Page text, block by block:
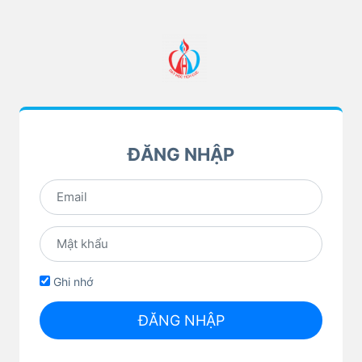
ĐĂNG NHẬP
Ghi nhớ
ĐĂNG NHẬP